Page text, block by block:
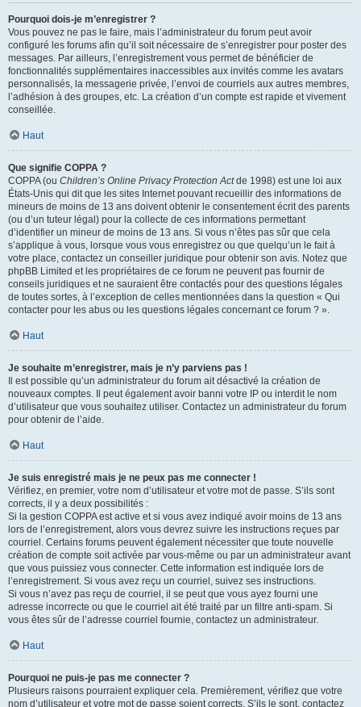
Pourquoi dois-je m’enregistrer ?
Vous pouvez ne pas le faire, mais l’administrateur du forum peut avoir
configuré les forums afin qu’il soit nécessaire de s’enregistrer pour poster des
messages. Par ailleurs, l’enregistrement vous permet de bénéficier de
fonctionnalités supplémentaires inaccessibles aux invités comme les avatars
personnalisés, la messagerie privée, l’envoi de courriels aux autres membres,
l’adhésion à des groupes, etc. La création d’un compte est rapide et vivement
conseillée.
Haut
Que signifie COPPA ?
COPPA (ou Children’s Online Privacy Protection Actde 1998) est une loi aux
États-Unis qui dit que les sites Internet pouvant recueillir des informations de
mineurs de moins de 13 ans doivent obtenir le consentement écrit des parents
(ou d’un tuteur légal) pour la collecte de ces informations permettant
d’identifier un mineur de moins de 13 ans. Si vous n’êtes pas sûr que cela
s’applique à vous, lorsque vous vous enregistrez ou que quelqu’un le fait à
votre place, contactez un conseiller juridique pour obtenir son avis. Notez que
phpBB Limited et les propriétaires de ce forum ne peuvent pas fournir de
conseils juridiques et ne sauraient être contactés pour des questions légales
de toutes sortes, à l’exception de celles mentionnées dans la question « Qui
contacter pour les abus ou les questions légales concernant ce forum ? ».
Haut
Je souhaite m’enregistrer, mais je n’y parviens pas !
Il est possible qu’un administrateur du forum ait désactivé la création de
nouveaux comptes. Il peut également avoir banni votre IP ou interdit le nom
d’utilisateur que vous souhaitez utiliser. Contactez un administrateur du forum
pour obtenir de l’aide.
Haut
Je suis enregistré mais je ne peux pas me connecter !
Vérifiez, en premier, votre nom d’utilisateur et votre mot de passe. S’ils sont
corrects, il y a deux possibilités :
Si la gestion COPPA est active et si vous avez indiqué avoir moins de 13 ans
lors de l’enregistrement, alors vous devrez suivre les instructions reçues par
courriel. Certains forums peuvent également nécessiter que toute nouvelle
création de compte soit activée par vous-même ou par un administrateur avant
que vous puissiez vous connecter. Cette information est indiquée lors de
l’enregistrement. Si vous avez reçu un courriel, suivez ses instructions.
Si vous n’avez pas reçu de courriel, il se peut que vous ayez fourni une
adresse incorrecte ou que le courriel ait été traité par un filtre anti-spam. Si
vous êtes sûr de l’adresse courriel fournie, contactez un administrateur.
Haut
Pourquoi ne puis-je pas me connecter ?
Plusieurs raisons pourraient expliquer cela. Premièrement, vérifiez que votre
nom d’utilisateur et votre mot de passe soient corrects. S’ils le sont, contactez